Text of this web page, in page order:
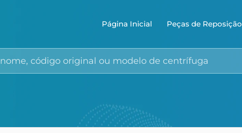
Página Inicial Peças de Reposição